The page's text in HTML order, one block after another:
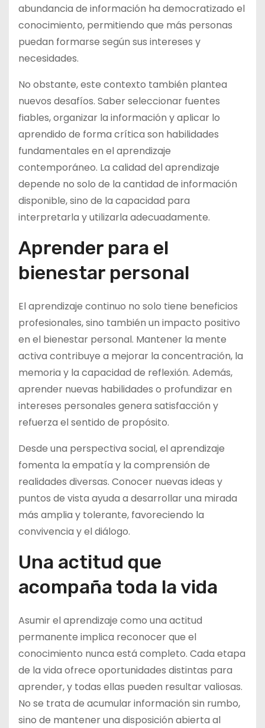
abundancia de información ha democratizado el
conocimiento, permitiendo que más personas
puedan formarse según sus intereses y
necesidades.
No obstante, este contexto también plantea
nuevos desafíos. Saber seleccionar fuentes
fiables, organizar la información y aplicar lo
aprendido de forma crítica son habilidades
fundamentales en el aprendizaje
contemporáneo. La calidad del aprendizaje
depende no solo de la cantidad de información
disponible, sino de la capacidad para
interpretarla y utilizarla adecuadamente.
Aprender para el
bienestar personal
El aprendizaje continuo no solo tiene beneficios
profesionales, sino también un impacto positivo
en el bienestar personal. Mantener la mente
activa contribuye a mejorar la concentración, la
memoria y la capacidad de reflexión. Además,
aprender nuevas habilidades o profundizar en
intereses personales genera satisfacción y
refuerza el sentido de propósito.
Desde una perspectiva social, el aprendizaje
fomenta la empatía y la comprensión de
realidades diversas. Conocer nuevas ideas y
puntos de vista ayuda a desarrollar una mirada
más amplia y tolerante, favoreciendo la
convivencia y el diálogo.
Una actitud que
acompaña toda la vida
Asumir el aprendizaje como una actitud
permanente implica reconocer que el
conocimiento nunca está completo. Cada etapa
de la vida ofrece oportunidades distintas para
aprender, y todas ellas pueden resultar valiosas.
No se trata de acumular información sin rumbo,
sino de mantener una disposición abierta al